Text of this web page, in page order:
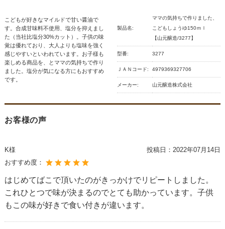
こどもが好きなマイルドで甘い醤油で
す。合成甘味料不使用、塩分を抑えまし
た（当社比塩分30%カット）。子供の味
覚は優れており、大人よりも塩味を強く
感じやすいといわれています。お子様も
楽しめる商品を、とママの気持ちで作り
ました。塩分が気になる方にもおすすめ
です。
製品名:
ママの気持ちで作りました、
こどもしょうゆ150ｍｌ
【山元醸造/3277】
型番: 3277
ＪＡＮコード: 4979369327706
メーカー: 山元醸造株式会社
お客様の声
K様 投稿日： 2022年07月14日
おすすめ度：
はじめてばこで頂いたのがきっかけでリピートしました。
これひとつで味が決まるのでとても助かっています。子供
もこの味が好きで食い付きが違います。